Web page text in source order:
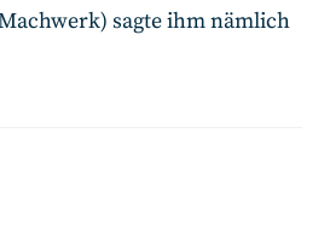
sagte ihm nämlich